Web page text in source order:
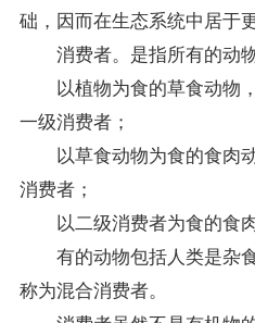
础，因而在生态系统中居于
消费者。是指所有的动物
以植物为食的草食动物
一级消费者；
以草食动物为食的食肉
消费者；
以二级消费者为食的食肉
有的动物包括人类是杂食
称为混合消费者。